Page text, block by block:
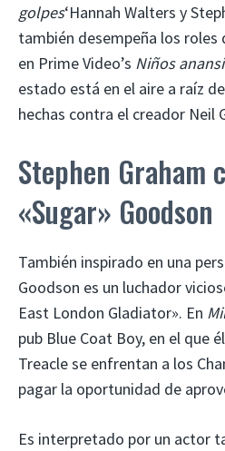
golpes‘Hannah Walters y
también desempeña los roles
en Prime Video’s Niños anansi
estado está en el aire a raíz
hechas contra el creador Neil
Stephen Graham
«Sugar» Goodson
También inspirado en una
Goodson es un luchador
East London Gladiator». En
pub Blue Coat Boy, en el que
Treacle se enfrentan a los
pagar la oportunidad de
Es interpretado por un actor